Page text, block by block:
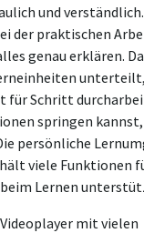
und
der praktischen
genau erklären.
unterteilt,
für Schritt
springen kannst,
persönliche
viele Funktionen
Lernen
mit vielen